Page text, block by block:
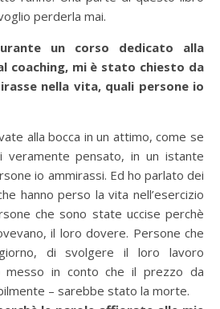
perderla mai.
un corso dedicato alla
coaching, mi è stato chiesto da
nella vita, quali persone io
alla bocca in un attimo, come se
veramente pensato, in un istante
io ammirassi. Ed ho parlato dei
hanno perso la vita nell’esercizio
che sono state uccise perchè
il loro dovere. Persone che
di svolgere il loro lavoro
messo in conto che il prezzo da
– sarebbe stato la morte.